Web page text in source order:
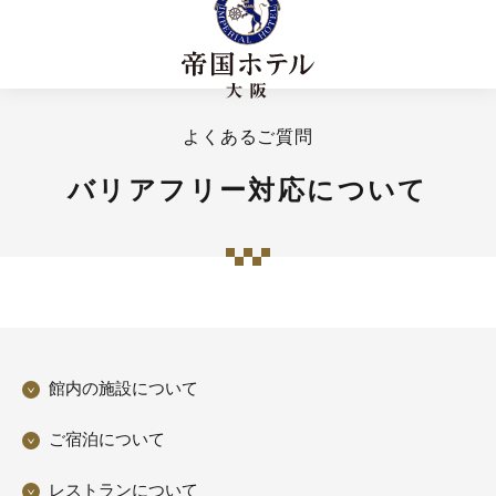
よくあるご質問
バリアフリー対応について
館内の施設について
ご宿泊について
レストランについて